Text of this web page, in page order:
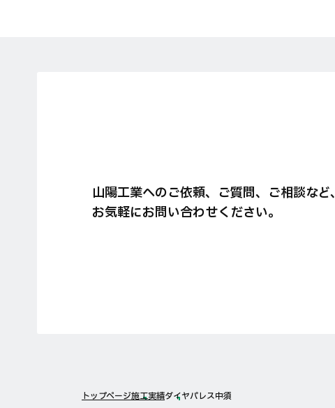
山陽工業へのご依頼、ご質問、ご相談など、
お気軽にお問い合わせください。
トップページ施工実績ダイヤパレス中須